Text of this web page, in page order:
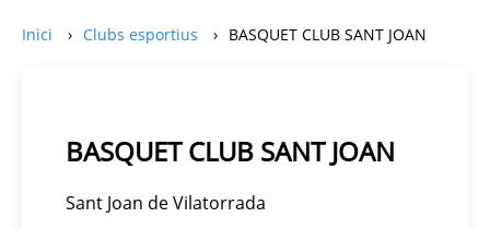
Inici Clubs esportius BASQUET CLUB SANT JOAN
BASQUET CLUB SANT JOAN
Sant Joan de Vilatorrada